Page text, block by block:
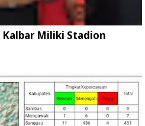
Kalbar Miliki Stadion